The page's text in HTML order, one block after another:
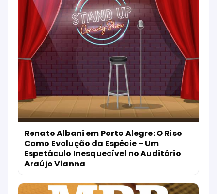
Renato Albani em Porto Alegre: O Riso
Como Evolução da Espécie – Um
Espetáculo Inesquecível no Auditório
Araújo Vianna